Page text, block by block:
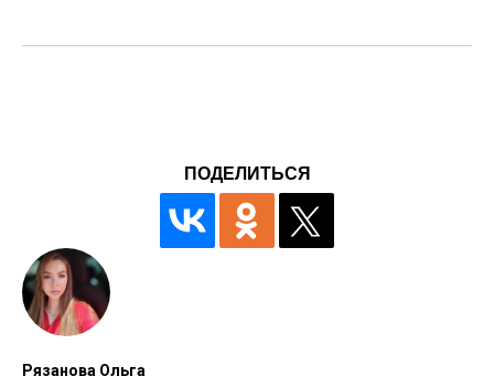
ПОДЕЛИТЬСЯ
Рязанова Ольга